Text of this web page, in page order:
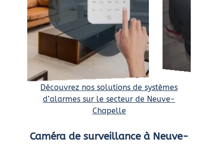
Découvrez nos solutions de systèmes
d’alarmes sur le secteur de Neuve-
Chapelle
Caméra de surveillance à Neuve-